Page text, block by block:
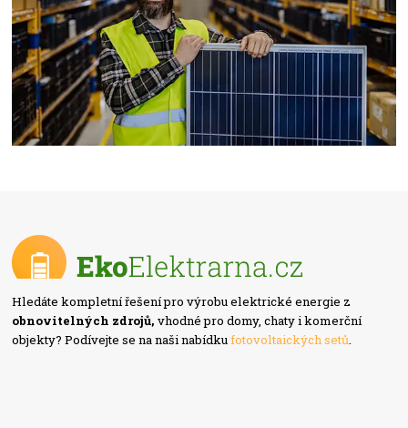
Hledáte kompletní řešení pro výrobu elektrické energie z
obnovitelných zdrojů, vhodné pro domy, chaty i komerční
objekty? Podívejte se na naši nabídkufotovoltaických setů.